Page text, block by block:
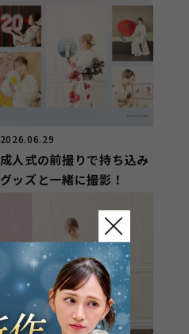
2026.06.29
成人式の前撮りで持ち込み
グッズと一緒に撮影！